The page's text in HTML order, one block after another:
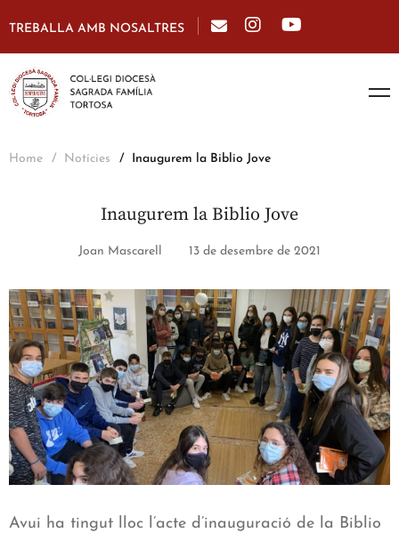
TREBALLA AMB NOSALTRES
Home Notícies Inaugurem la Biblio Jove
Inaugurem la Biblio Jove
Joan Mascarell 13 de desembre de 2021
Avui ha tingut lloc l’acte d’inauguració de la Biblio